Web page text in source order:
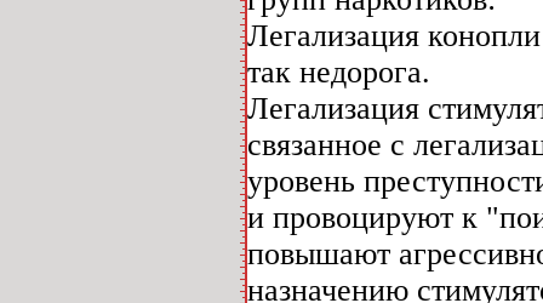
Легализация
так недорога.
Легализация
связанное с
уровень
и провоцируют к
повышают
назначению